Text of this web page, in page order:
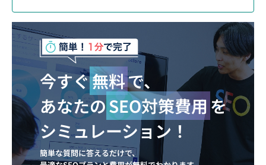
今すぐ無料で、
あなたのSEO対策費用 を
シミュレーション！
簡単な質問に答えるだけで、